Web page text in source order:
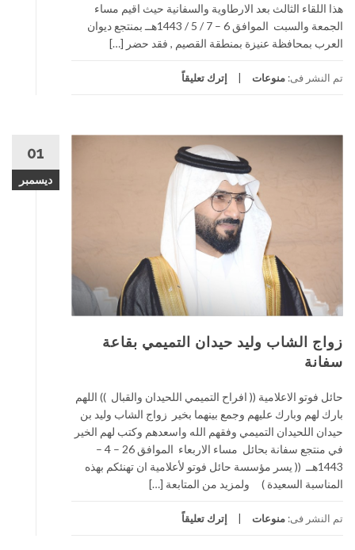
هذا اللقاء الثالث بعد الارطاوية والسفانية حيث اقيم مساء
الجمعة والسبت الموافق 6 – 7 / 5 / 1443هــ بمنتجع ديوان
العرب بمحافظة عنيزة بمنطقة القصيم , فقد حضر […]
تم النشر فى: منوعات إترك تعليقاً
01
ديسمبر
زواج الشاب وليد حيدان التميمي بقاعة
سفانة
حائل فوتو الاعلامية (( افراح التميمي اللحيدان والقبال )) اللهم
بارك لهم وبارك عليهم وجمع بينهما بخير زواج الشاب وليد بن
حيدان اللحيدان التميمي وفقهم الله واسعدهم وكتب لهم الخير
في منتجع سفانة بحائل مساء الاربعاء الموافق 26 – 4 –
1443هــ (( يسر مؤسسة حائل فوتو لأعلامية ان تهنئكم بهذه
المناسبة السعيدة ) ولمزيد من المتابعة […]
تم النشر فى: منوعات إترك تعليقاً